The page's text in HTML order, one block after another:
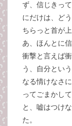
ず、信じきっ
にだけは、ど
ちらっと首が
あ、ほんとに
衝撃と言えば
う、自分とい
なる情けなさ
ってごまかし
と、嘘はつけ
た。